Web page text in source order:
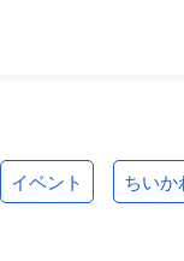
イベント ちいか